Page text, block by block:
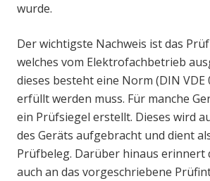
wurde.
Der wichtigste Nachweis ist das
welches vom Elektrofachbetrieb
dieses besteht eine Norm (DIN VDE
erfüllt werden muss. Für manche
ein Prüfsiegel erstellt. Dieses wird
des Geräts aufgebracht und dient
Prüfbeleg. Darüber hinaus erinnert
auch an das vorgeschriebene